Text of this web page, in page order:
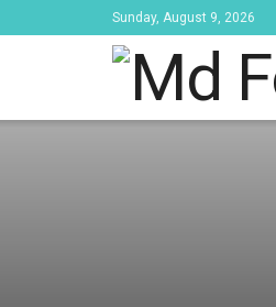
Sunday, August 9, 2026